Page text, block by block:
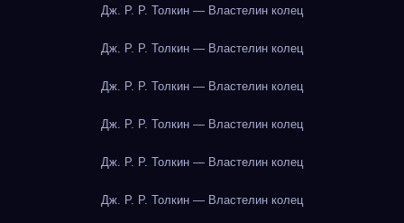
Дж. Р. Р. Толкин — Властелин колец
Дж. Р. Р. Толкин — Властелин колец
Дж. Р. Р. Толкин — Властелин колец
Дж. Р. Р. Толкин — Властелин колец
Дж. Р. Р. Толкин — Властелин колец
Дж. Р. Р. Толкин — Властелин колец